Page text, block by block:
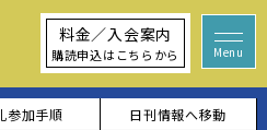
料金／入会案内
購読申込はこちらから
参加手順 日刊情報へ移動